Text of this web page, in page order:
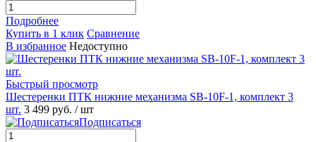
Подробнее
Купить в 1 клик Сравнение
В избранное Недоступно
Быстрый просмотр
Шестеренки ПТК нижние механизма SB-10F-1, комплект 3
шт. 3 499 руб. / шт
Подписаться